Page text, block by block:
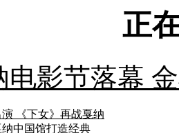
正
电影节落幕
《下女》再战戛纳
中国馆打造经典